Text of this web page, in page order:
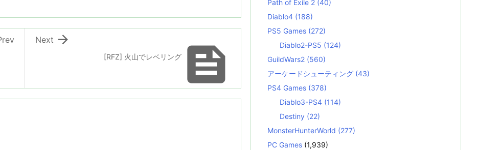

[RFZ] 火山でレベリング

Next
Path of Exile 2 (40)
Diablo4 (188)
PS5 Games (272)
Diablo2-PS5 (124)
GuildWars2 (560)
アーケードシューティング (43)
PS4 Games (378)
Diablo3-PS4 (114)
Destiny (22)
MonsterHunterWorld (277)
PC Games (1,939)